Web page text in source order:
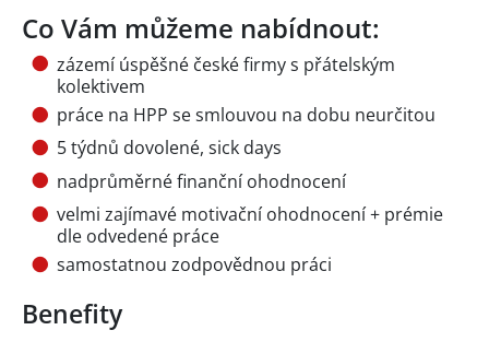
Co Vám můžeme nabídnout:
zázemí úspěšné české firmy s přátelským
kolektivem
práce na HPP se smlouvou na dobu neurčitou
5 týdnů dovolené, sick days
nadprůměrné finanční ohodnocení
velmi zajímavé motivační ohodnocení + prémie
dle odvedené práce
samostatnou zodpovědnou práci
Benefity